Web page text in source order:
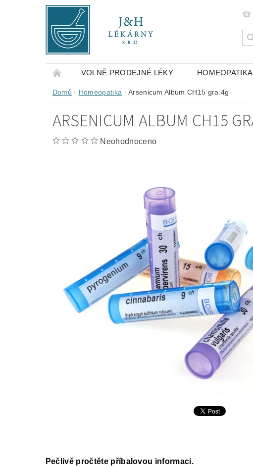
VOLNĚ PRODEJNÉ LÉKY HOMEOPATIKA
OBCHODNÍ PODMÍNKY KONTAKTY
Domů Homeopatika Arsenicum Album CH15 gra.4g
ARSENICUM ALBUM CH15
Neohodnoceno
Pečlivě pročtěte příbalovou informaci.